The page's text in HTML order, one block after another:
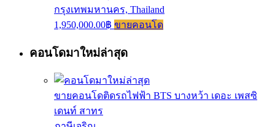
กรุงเทพมหานคร, Thailand
1,950,000.00฿ ขายคอนโด
คอนโดมาใหม่ล่าสุด
ขายคอนโดติดรถไฟฟ้า BTS บางหว้า เดอะ เพสซิ
เดนท์ สาทร